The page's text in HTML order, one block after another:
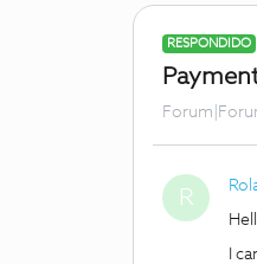
RESPONDIDO
R
I